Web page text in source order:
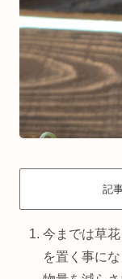
記
今までは草
を置く事に